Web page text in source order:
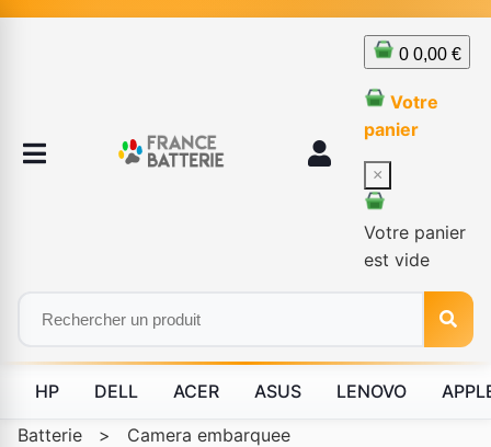
0 0,00 €
Votre
panier
×
Votre panier
est vide
HP DELL ACER ASUS LENOVO
Batterie > Camera embarquee